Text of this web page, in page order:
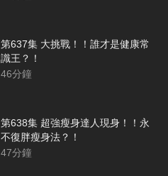
第637集 大挑戰！！誰才是健康常
識王？！
46分鐘
第638集 超強瘦身達人現身！！永
不復胖瘦身法？！
47分鐘